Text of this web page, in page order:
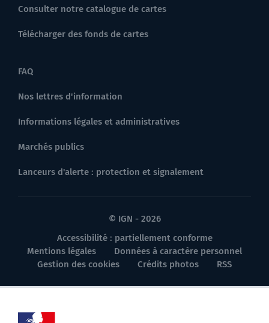
Consulter notre catalogue de cartes
Télécharger des fonds de cartes
FAQ
Nos lettres d'information
Informations légales et administratives
Marchés publics
Lanceurs d'alerte : protection et signalement
© IGN - 2026
Accessibilité : partiellement conforme
Mentions légales
Données à caractère personnel
Gestion des cookies
Crédits photos RSS